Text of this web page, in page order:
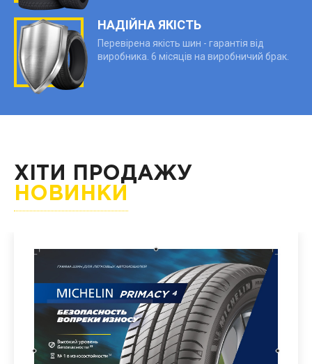
НАДІЙНА ЯКІСТЬ
Перевірена якість шин - гарантія від
виробника. 6 місяців на виробничий брак.
ХІТИ ПРОДАЖУ
НОВИНКИ